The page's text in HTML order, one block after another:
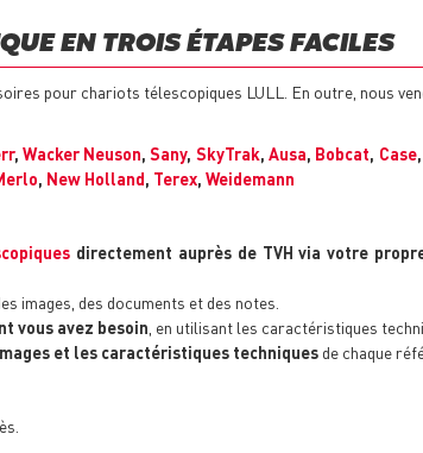
EN TROIS ÉTAPES FACILES
pour chariots télescopiques LULL. En outre, nous
, Wacker Neuson,Sany, SkyTrak, Ausa, Bobcat, Case,
, New Holland, Terex, Weidemann
directement auprès de TVH via votre
images, des documents et des notes.
vous avez besoin , en utilisant les caractéristiques
et les caractéristiques techniques de chaque